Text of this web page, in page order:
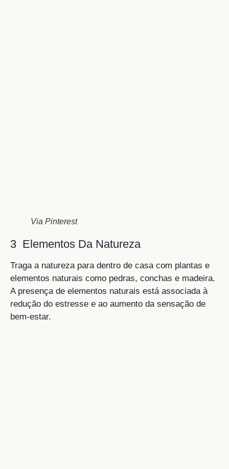
Via Pinterest
3 Elementos Da Natureza
Traga a natureza para dentro de casa com plantas e
elementos naturais como pedras, conchas e madeira.
A presença de elementos naturais está associada à
redução do estresse e ao aumento da sensação de
bem-estar.